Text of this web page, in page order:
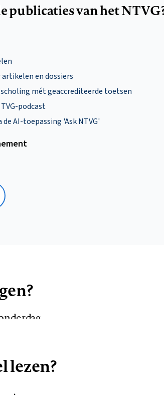
publicaties van het
en dossiers
mét geaccrediteerde toetsen
podcast
AI-toepassing 'Ask NTVG'
lezen?